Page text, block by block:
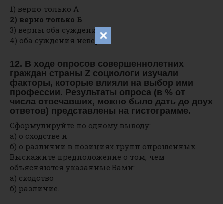
1) верно только А
2) верно только Б
3) верны оба суждения
4) оба суждения неверны
12. В ходе опросов совершеннолетних
граждан страны Z социологи изучали
факторы, которые влияли на выбор ими
профессии. Результаты опроса (в % от
числа отвечавших, можно было дать до двух
ответов) представлены на гистограмме.
Сформулируйте по одному выводу:
а) о сходстве и
б) о различии в позициях групп опрошенных.
Выскажите предположение о том, чем
объясняются указанные Вами:
а) сходство
б) различие.